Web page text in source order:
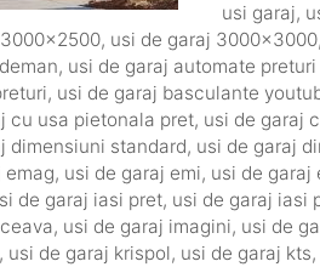
usi garaj,
, usi de garaj 3000x3000,
, usi de garaj automate
, usi de garaj basculante
cu usa pietonala pret, usi de garaj
dimensiuni standard, usi de garaj
emag, usi de garaj emi, usi de garaj
de garaj iasi pret, usi de garaj iasi
, usi de garaj imagini, usi de
, usi de garaj krispol, usi de garaj kts,